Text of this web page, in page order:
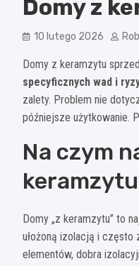
Domy z
10 lutego 2026
Domy z keramzytu
specyficznych wad i
zalety. Problem nie
późniejsze użytkowanie.
Na czym
keramzytu
Domy „z keramzytu” to
ułożoną izolacją i często
elementów, dobra